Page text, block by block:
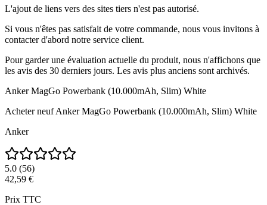
L'ajout de liens vers des sites tiers n'est pas autorisé.
Si vous n'êtes pas satisfait de votre commande, nous vous invitons à
contacter d'abord notre service client.
Pour garder une évaluation actuelle du produit, nous n'affichons que
les avis des 30 derniers jours. Les avis plus anciens sont archivés.
Anker MagGo Powerbank (10.000mAh, Slim) White
Acheter neuf Anker MagGo Powerbank (10.000mAh, Slim) White
Anker
5.0 (56)
42,59 €
Prix TTC